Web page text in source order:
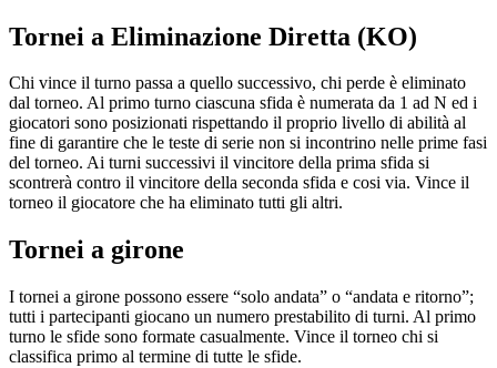
Tornei a Eliminazione Diretta (KO)
Chi vince il turno passa a quello successivo, chi perde è eliminato
dal torneo. Al primo turno ciascuna sfida è numerata da 1 ad N ed i
giocatori sono posizionati rispettando il proprio livello di abilità al
fine di garantire che le teste di serie non si incontrino nelle prime fasi
del torneo. Ai turni successivi il vincitore della prima sfida si
scontrerà contro il vincitore della seconda sfida e cosi via. Vince il
torneo il giocatore che ha eliminato tutti gli altri.
Tornei a girone
I tornei a girone possono essere “solo andata” o “andata e ritorno”;
tutti i partecipanti giocano un numero prestabilito di turni. Al primo
turno le sfide sono formate casualmente. Vince il torneo chi si
classifica primo al termine di tutte le sfide.